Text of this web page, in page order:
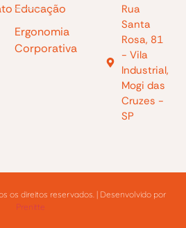
Educação
Ergonomia
Corporativa
Rua
Santa
Rosa, 81
- Vila
Industrial,
Mogi das
Cruzes -
SP
os direitos reservados. | Desenvolvido por
Prenitte